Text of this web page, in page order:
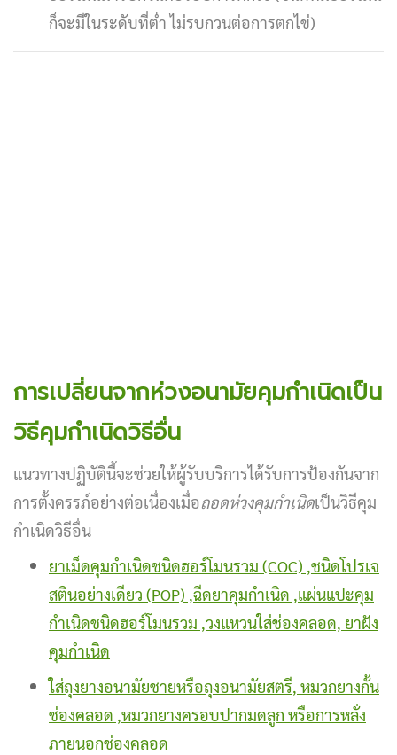
ก็จะมีในระดับที่ต่ำ ไม่รบกวนต่อการตกไข่)
การเปลี่ยนจากห่วงอนามัยคุมกำเนิดเป็น
วิธีคุมกำเนิดวิธีอื่น
แนวทางปฏิบัตินี้จะช่วยให้ผู้รับบริการได้รับการป้องกันจาก
การตั้งครรภ์อย่างต่อเนื่องเมื่อถอดห่วงคุมกำเนิดเป็นวิธีคุม
กำเนิดวิธีอื่น
ยาเม็ดคุมกำเนิดชนิดฮอร์โมนรวม (COC) ,ชนิดโปรเจ
สตินอย่างเดียว (POP) ,ฉีดยาคุมกำเนิด ,แผ่นแปะคุม
กำเนิดชนิดฮอร์โมนรวม ,วงแหวนใส่ช่องคลอด, ยาฝัง
คุมกำเนิด
ใส่ถุงยางอนามัยชายหรือถุงอนามัยสตรี, หมวกยางกั้น
ช่องคลอด ,หมวกยางครอบปากมดลูก หรือการหลั่ง
ภายนอกช่องคลอด